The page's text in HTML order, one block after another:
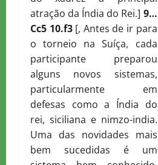
atração da Índia do Rei.] 9…
Cc5 10.f3 [, Antes de ir para
o torneio na Suíça, cada
participante preparou
alguns novos sistemas,
particularmente em
defesas como a Índia do
rei, siciliana e nimzo-india.
Uma das novidades mais
bem sucedidas é um